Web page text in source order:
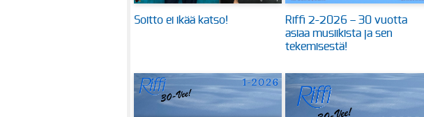
Soitto ei ikää katso!
Riffi 2-2026 – 30 vuotta
asiaa musiikista ja sen
tekemisestä!